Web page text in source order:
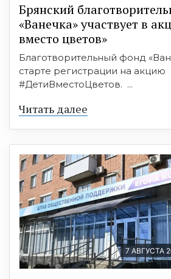
Брянский
«Ванечка» участвует в
вместо цветов»
Благотворительный фонд
старте регистрации на акцию
#ДетиВместоЦветов. ...
Читать далее
7 АВГУСТА